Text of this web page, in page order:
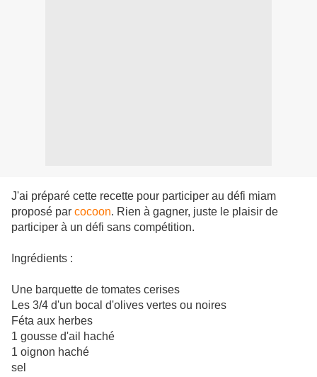
J'ai préparé cette recette pour participer au défi miam
proposé par cocoon. Rien à gagner, juste le plaisir de
participer à un défi sans compétition.
Ingrédients :
Une barquette de tomates cerises
Les 3/4 d'un bocal d'olives vertes ou noires
Féta aux herbes
1 gousse d'ail haché
1 oignon haché
sel